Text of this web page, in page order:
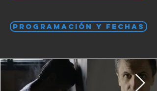
PROGRAMACIÓN Y FECHAS